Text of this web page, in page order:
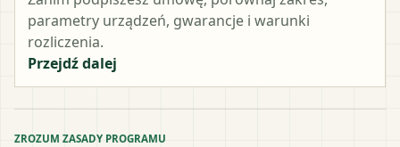
parametry urządzeń, gwarancje i warunki
rozliczenia.
Przejdź dalej
ZROZUM ZASADY PROGRAMU